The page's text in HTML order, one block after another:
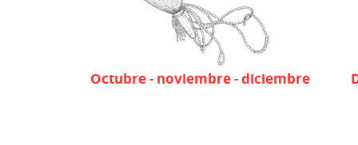
Octubre - noviembre - diciembre